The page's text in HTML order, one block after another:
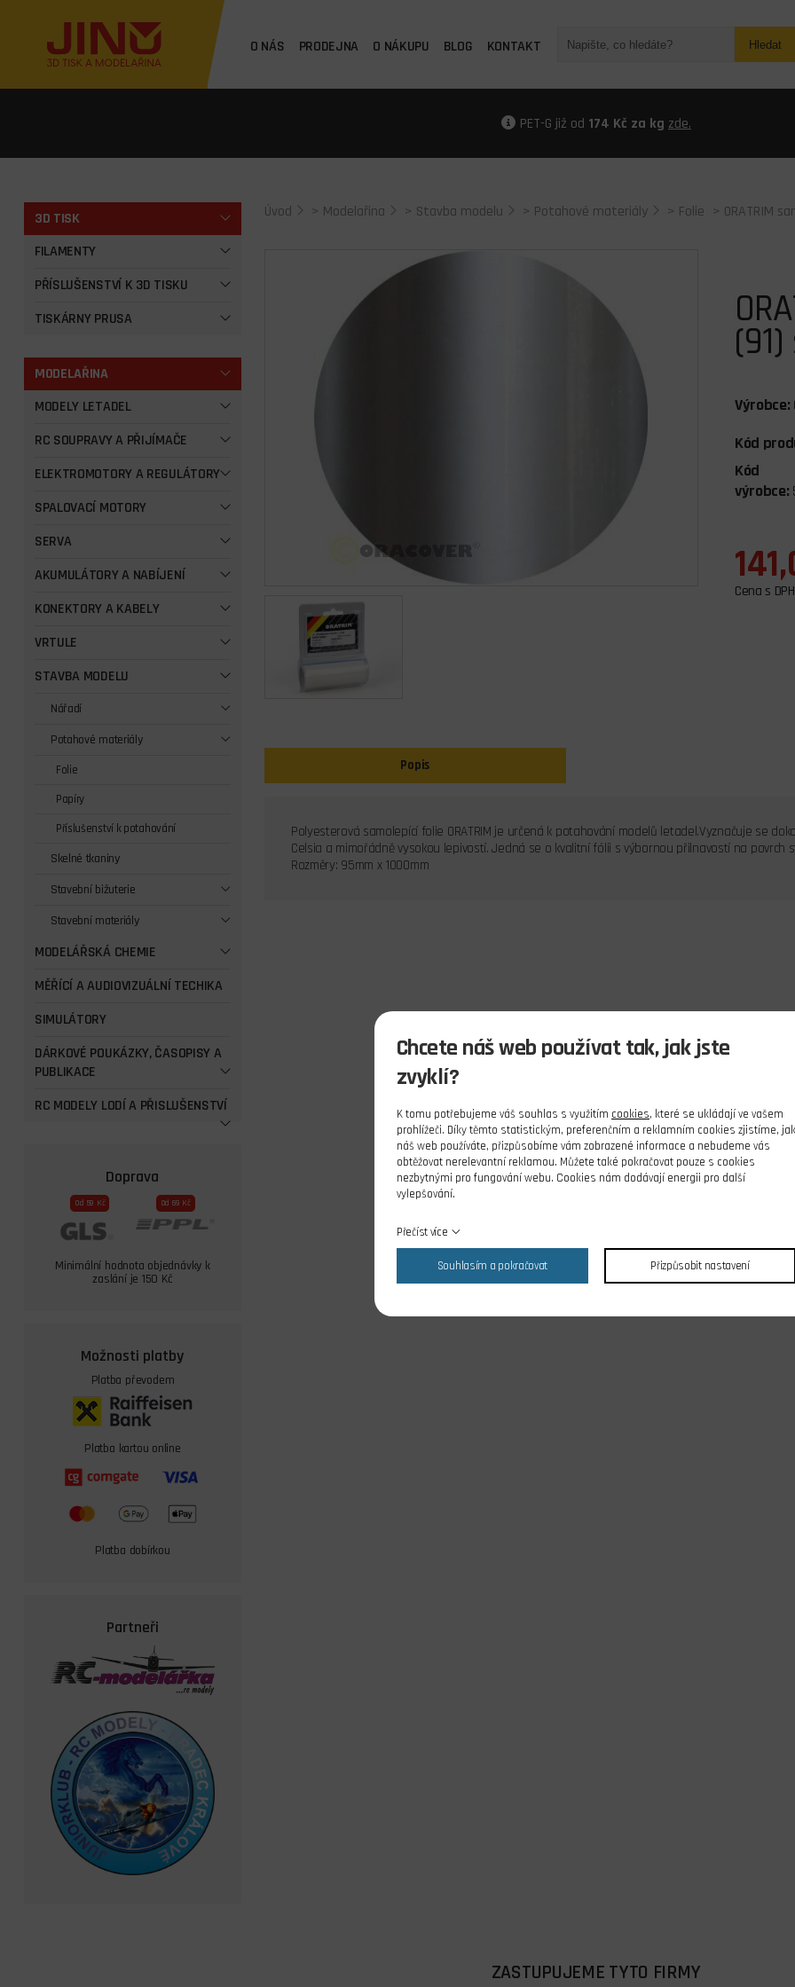
O NÁS PRODEJNA O NÁKUPU BLOG KONTAKT Hledat
PET-G již od 174 Kč za kg zde.
3D TISK
FILAMENTY
PŘÍSLUŠENSTVÍ K 3D TISKU
TISKÁRNY PRUSA
MODELAŘINA
MODELY LETADEL
RC SOUPRAVY A PŘIJÍMAČE
ELEKTROMOTORY A REGULÁTORY
SPALOVACÍ MOTORY
SERVA
AKUMULÁTORY A NABÍJENÍ
KONEKTORY A KABELY
VRTULE
STAVBA MODELU
Nářadí
Potahové materiály
Folie
Papíry
Příslušenství k potahování
Skelné tkaniny
Stavební bižuterie
Stavební materiály
MODELÁŘSKÁ CHEMIE
MĚŘÍCÍ A AUDIOVIZUÁLNÍ TECHIKA
SIMULÁTORY
DÁRKOVÉ POUKÁZKY, ČASOPISY A
PUBLIKACE
RC MODELY LODÍ A PŘISLUŠENSTVÍ
Doprava
Od 59 Kč Od 69 Kč
Minimální hodnota objednávky k
zaslání je 150 Kč
Možnosti platby
Platba převodem
Platba kartou online
Platba dobírkou
Partneři
Úvod > Modelařina > Stavba modelu > Potahové materiály > Folie > ORATRIM
Výrobce:
Kód
Kód
výrobce:
Cena s DPH
Popis
Polyesterová samolepící folie ORATRIM je určená k potahování modelů letadel.Vyznačuje se
Celsia a mimořádně vysokou lepivostí. Jedná se o kvalitní fólii s výbornou přilnavostí na povrch
Rozměry: 95mm x 1000mm
ZASTUPUJEME TYTO FIRMY
Chcete náš web používat tak, jak jste
zvyklí?
K tomu potřebujeme váš souhlas s využitím cookies, které se ukládají ve vašem
prohlížeči. Díky těmto statistickým, preferenčním a reklamním cookies zjistíme, jak
náš web používáte, přizpůsobíme vám zobrazené informace a nebudeme vás
obtěžovat nerelevantní reklamou. Můžete také pokračovat pouze s cookies
nezbytnými pro fungování webu. Cookies nám dodávají energii pro další
vylepšování.
Přečíst více
Souhlasím a pokračovat Přizpůsobit nastavení